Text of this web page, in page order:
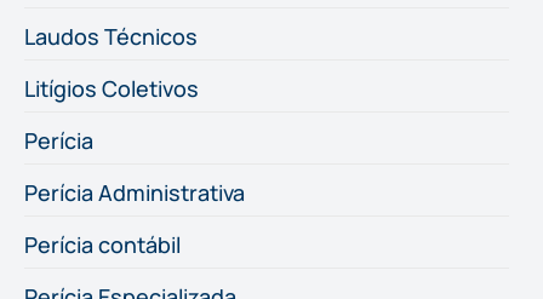
Laudos Técnicos
Litígios Coletivos
Perícia
Perícia Administrativa
Perícia contábil